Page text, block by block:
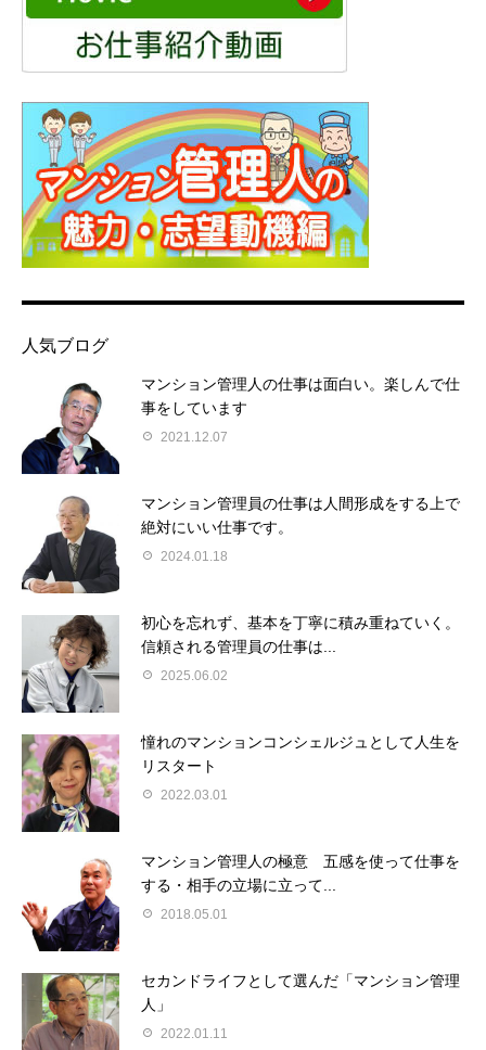
人気ブログ
マンション管理人の仕事は面白い。楽しんで仕
事をしています
2021.12.07
マンション管理員の仕事は人間形成をする上で
絶対にいい仕事です。
2024.01.18
初心を忘れず、基本を丁寧に積み重ねていく。
信頼される管理員の仕事は...
2025.06.02
憧れのマンションコンシェルジュとして人生を
リスタート
2022.03.01
マンション管理人の極意 五感を使って仕事を
する・相手の立場に立って...
2018.05.01
セカンドライフとして選んだ「マンション管理
人」
2022.01.11